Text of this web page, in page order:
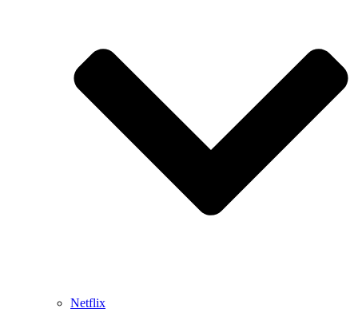
Netflix